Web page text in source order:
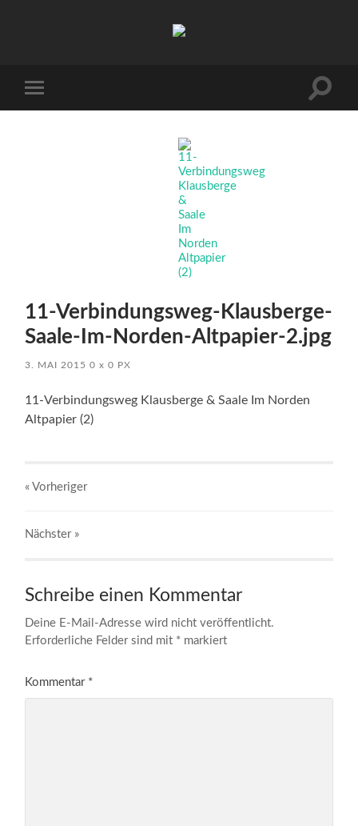
Saale
(AHA)
Menü
11-Verbindungsweg-Klausberge-
Saale-Im-Norden-Altpapier-2.jpg
3. MAI 2015 0x 0 PX
11-Verbindungsweg Klausberge & Saale Im Norden
Altpapier (2)
« Vorheriger
Nächster »
Schreibe einen Kommentar
Deine E-Mail-Adresse wird nicht veröffentlicht.
Erforderliche Felder sind mit * markiert
Kommentar *